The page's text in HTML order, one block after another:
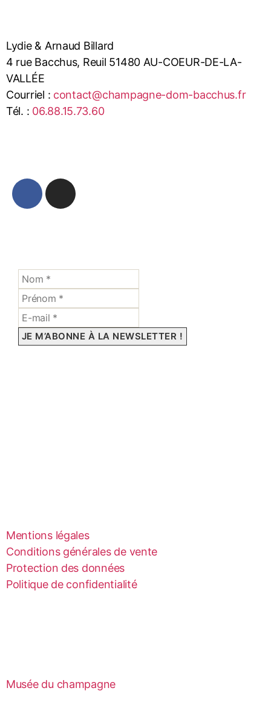
Lydie & Arnaud Billard
4 rue Bacchus, Reuil 51480 AU-COEUR-DE-LA-
VALLÉE
Courriel : contact@champagne-dom-bacchus.fr
Tél. : 06.88.15.73.60
Mentions légales
Conditions générales de vente
Protection des données
Politique de confidentialité
Musée du champagne